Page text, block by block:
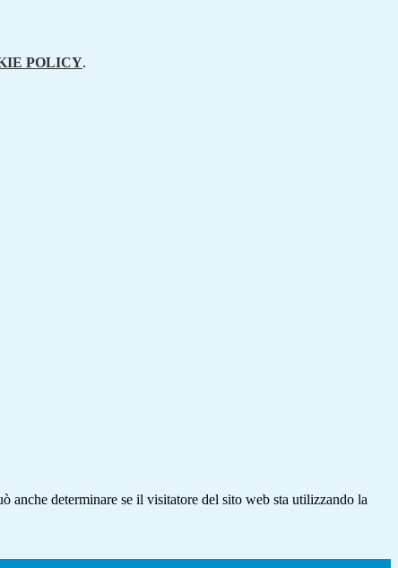
POLICY.
anche determinare se il visitatore del sito web sta utilizzando la